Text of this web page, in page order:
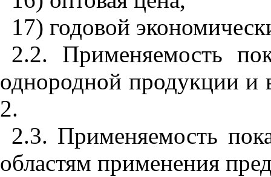
17) годовой
2.2. Применяемость
однородной продукции и
2.
2.3. Применяемость
областям применения